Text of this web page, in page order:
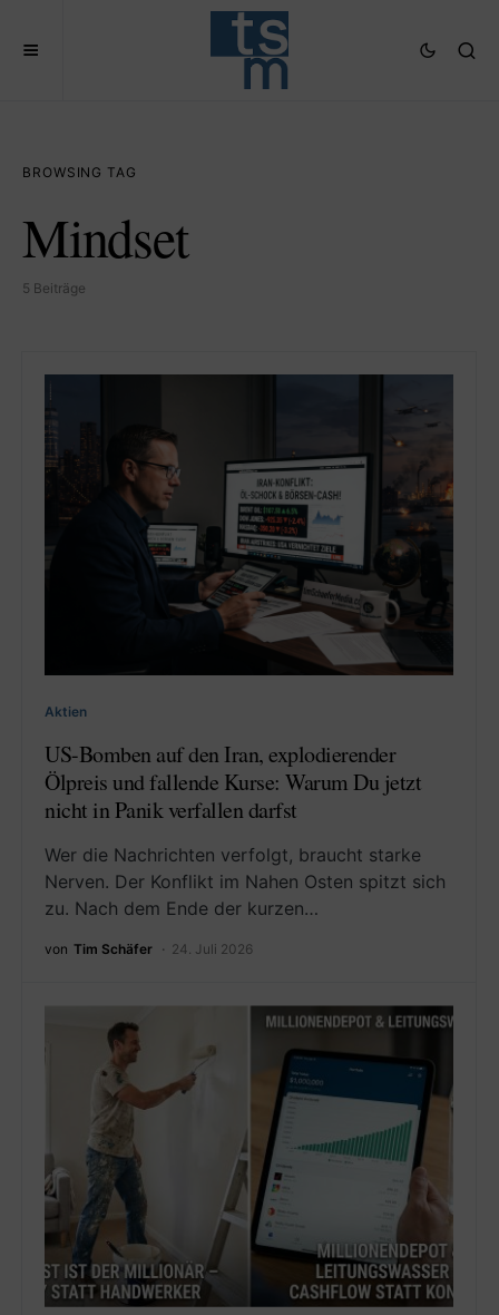
BROWSING TAG
Mindset
5 Beiträge
Aktien
US-Bomben auf den Iran, explodierender
Ölpreis und fallende Kurse: Warum Du jetzt
nicht in Panik verfallen darfst
Wer die Nachrichten verfolgt, braucht starke
Nerven. Der Konflikt im Nahen Osten spitzt sich
zu. Nach dem Ende der kurzen…
von Tim Schäfer 24. Juli 2026